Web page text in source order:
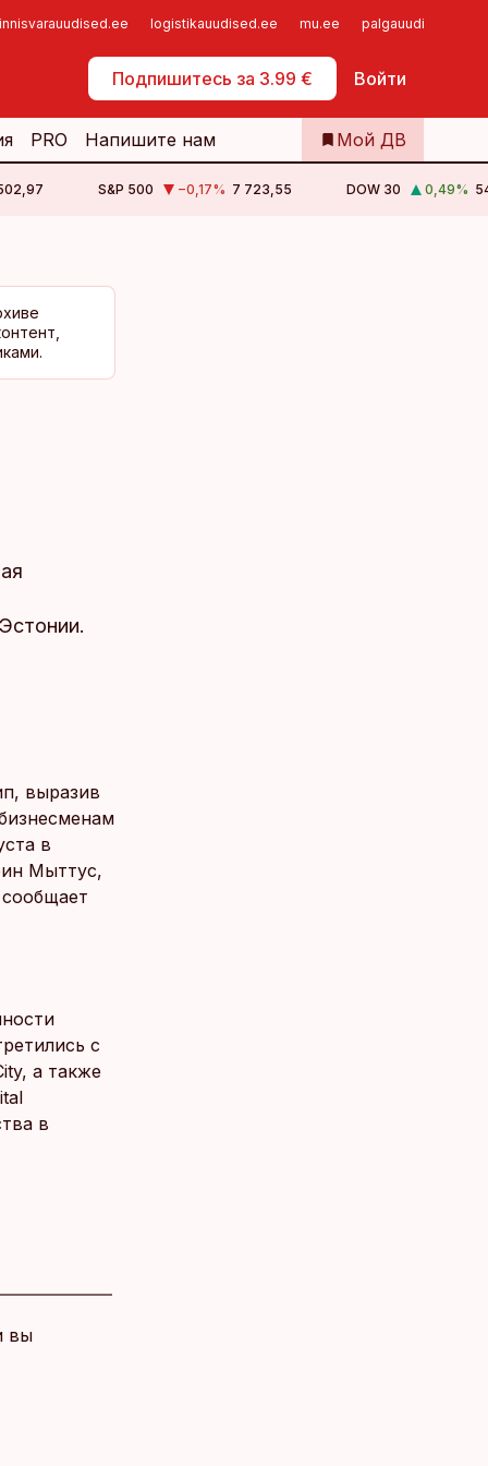
logistikauudised.ee mu.ee palgauudised.ee
Подпишитесь за 3.99 € Войти
Самообслуживание
PRO Напишите нам Мой ДВ
S&P 500 −0,17% 7 723,55 DOW 30 0,49%
выразив
в
Мыттус,
с
а также
в
вы